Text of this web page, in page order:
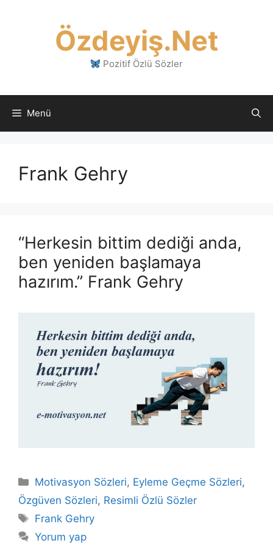
Özdeyiş.Net
Pozitif Özlü Sözler
Menü
Frank Gehry
“Herkesin bittim dediği anda,
ben yeniden başlamaya
hazırım.” Frank Gehry
Kategoriler
Motivasyon Sözleri, Eyleme Geçme Sözleri,
Özgüven Sözleri, Resimli Özlü Sözler
Etiketler
Frank Gehry
Yorum yap